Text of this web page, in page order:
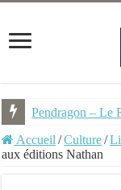
Pendragon – Le
Accueil /Culture/
aux éditions Nathan